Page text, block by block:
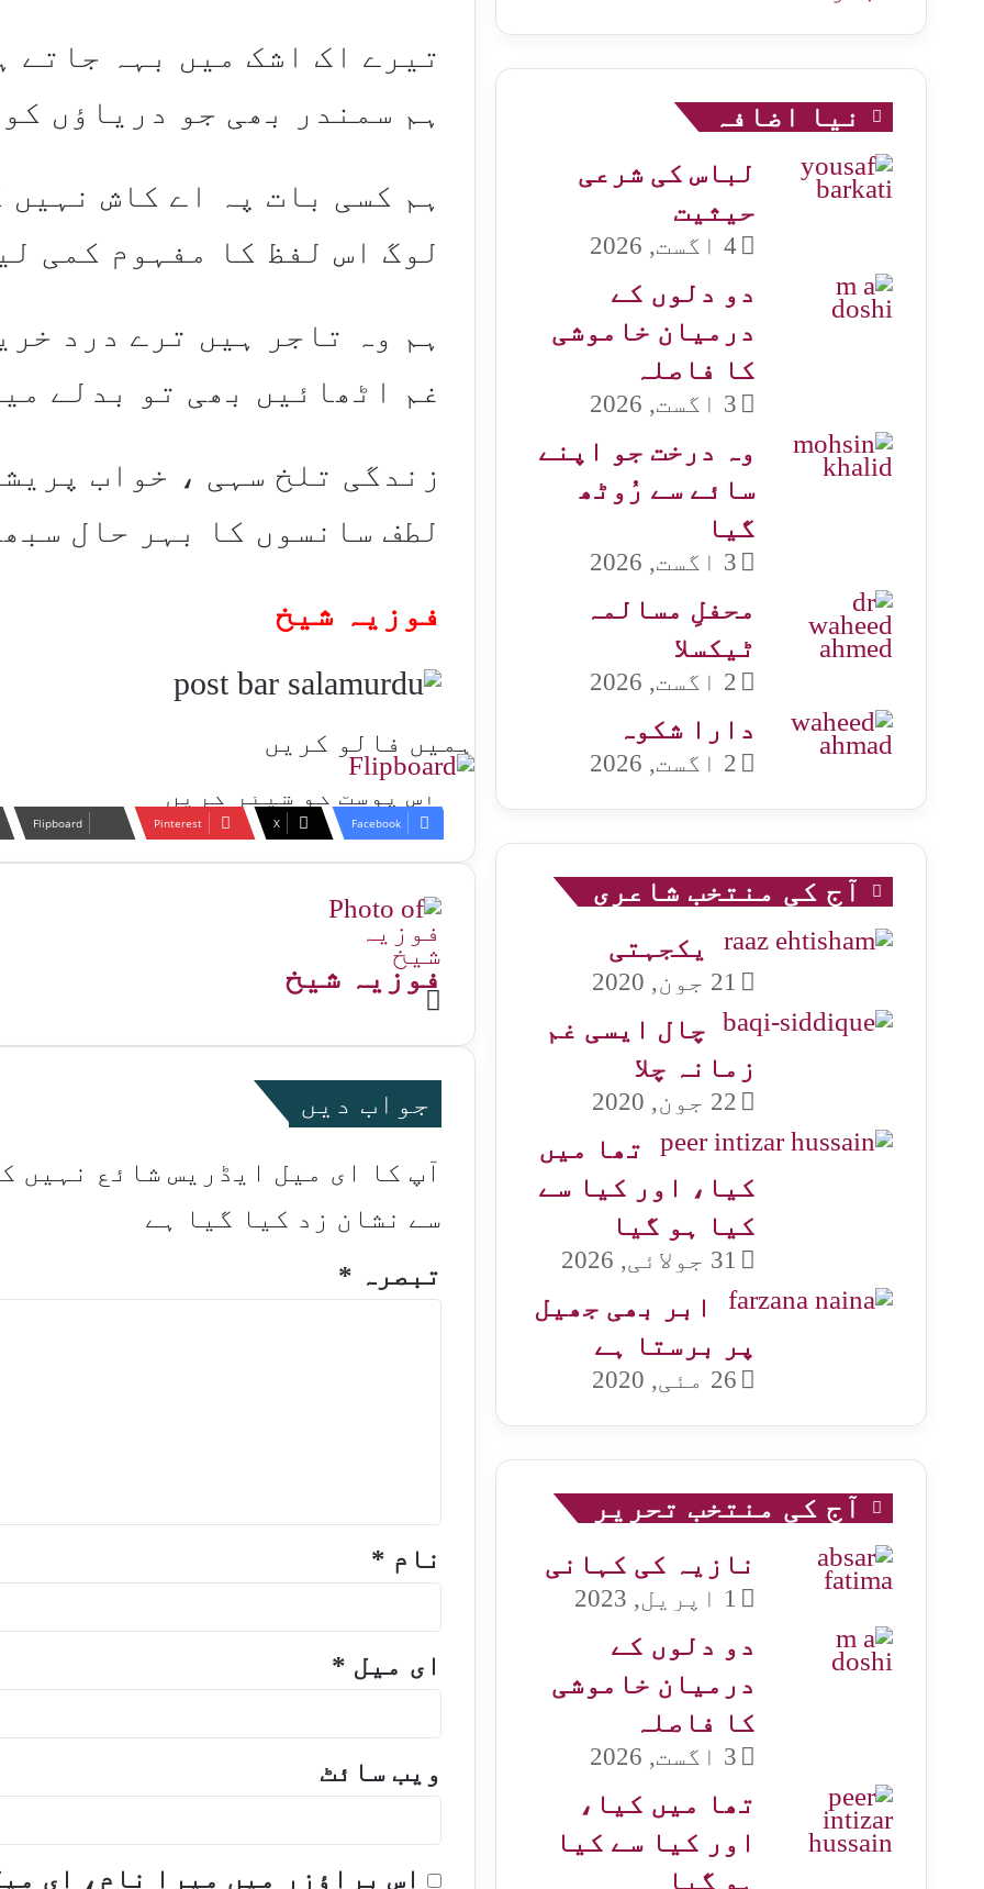
تیرے اک اشک میں بہہ جاتے
ہم سمندر بھی جو دریاؤں
ہم کسی بات پہ اے کاش نہیں
لوگ اس لفظ کا مفہوم کمی
ہم وہ تاجر ہیں ترے درد
غم اٹھائیں بھی تو بدلے
زندگی تلخ سہی ، خواب
لطف سانسوں کا بہر حال
فوزیہ شیخ
ہمیں فالو کریں
اس پوسٹ کو شیئر کریں
Facebook
X
Pinterest
Flipboard
فوزیہ شیخ
Website
جواب دیں
آپ کا ای میل ایڈریس شائع نہیں
سے نشان زد کیا گیا ہے
تبصرہ *
نام *
ای میل *
ویب‌ سائٹ
اس براؤزر میں میرا نام، ای
نیا اضافہ
لباس کی شرعی
حیثیت
4 اگست, 2026
دو دلوں کے
درمیان خاموشی
کا فاصلہ
3 اگست, 2026
وہ درخت جو اپنے
سائے سے رُوٹھ
گیا
3 اگست, 2026
محفلِ مسالمہ
ٹیکسلا
2 اگست, 2026
دارا شکوہ
2 اگست, 2026
آج کی منتخب شاعری
یکجہتی
21 جون, 2020
چال ایسی غم
زمانہ چلا
22 جون, 2020
تھا میں
کیا، اور کیا سے
کیا ہو گیا
31 جولائی, 2026
ابر بھی جھیل
پر برستا ہے
26 مئی, 2020
آج کی منتخب تحریر
نازیہ کی کہانی
1 اپریل, 2023
دو دلوں کے
درمیان خاموشی
کا فاصلہ
3 اگست, 2026
تھا میں کیا،
اور کیا سے کیا
ہو گیا